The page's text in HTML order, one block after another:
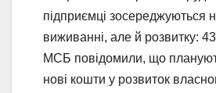
підприємці зосереджуються
виживанні, але й розвитку:
МСБ повідомили, що
нові кошти у розвиток